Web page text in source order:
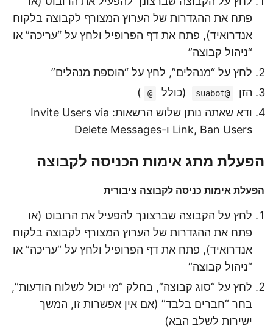
פתח את ההגדרות של הערוץ המצורף לקבוצה בלקוח
אנדרואיד), פתח את דף הפרופיל ולחץ על “עריכה” או
“ניהול קבוצה”
לחץ על “מנהלים”, לחץ על “הוספת מנהלים”
הזן
@suabot (כולל @
)
ודא שאתה נותן שלוש הרשאות: Invite Users via
Link, Ban Users ו-Delete Messages
הפעלת מתג אימות הכניסה לקבוצה
הפעלת אימות כניסה לקבוצה ציבורית
לחץ על הקבוצה שברצונך להפעיל את הרובוט (או
פתח את ההגדרות של הערוץ המצורף לקבוצה בלקוח
אנדרואיד), פתח את דף הפרופיל ולחץ על “עריכה” או
“ניהול קבוצה”
לחץ על “סוג קבוצה”, בחלק “מי יכול לשלוח הודעות”,
בחר “חברים בלבד” (אם אין אפשרות זו, המשך
ישירות לשלב הבא)